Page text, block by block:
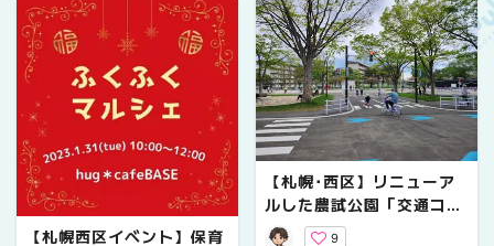
【札幌西区イベント】保育
【札幌･西区】リニューア
ルした農試公園「交通コー
ナー」が子どもの自転車練
9